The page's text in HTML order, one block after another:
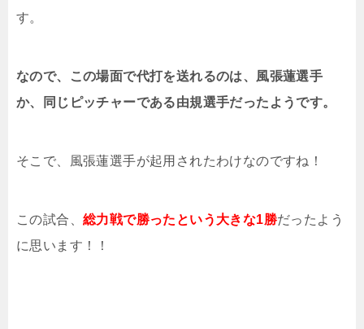
す。
なので、この場面で代打を送れるのは、風張蓮選手
か、同じピッチャーである由規選手だったようです。
そこで、風張蓮選手が起用されたわけなのですね！
この試合、 総力戦で勝ったという大きな1勝だったよう
に思います！！